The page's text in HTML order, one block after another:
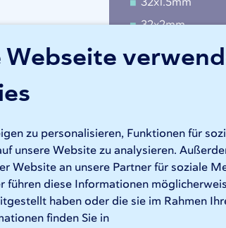
Webseite
zu personalisieren, Funktionen für
unsere Website zu analysieren.
Website an unsere Partner für soziale
führen diese Informationen
haben oder die sie im Rahmen
finden Sie in
32x2mm
38x1.5mm
*Andere Größen